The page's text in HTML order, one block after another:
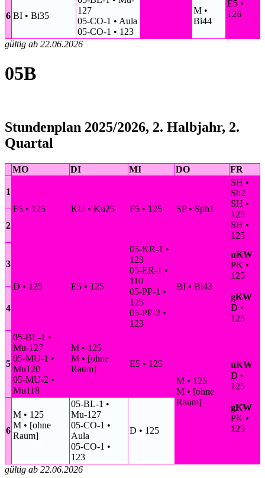
E5 •
126
6 BI • Bi35
127
05-CO-1 • Aula
05-CO-1 • 123
M •
Bi44
gültig ab 22.06.2026
05B
Stundenplan 2025/2026, 2. Halbjahr, 2.
Quartal
MO DI MI DO FR
1
F5 • 125
KU • Ku25 F5 • 125 SP • Sph1
SH •
Sh2
SH •
125
SH •
125
2
3
D • 125 E5 • 125
05-KR-1 •
123
05-ER-1 •
110
05-PP-1 •
125
05-PP-2 •
123
BI • Bi43
uKW
PK •
125
gKW
D •
125
4
5
05-BL-1 •
Mu-127
05-MU-1 •
Mu120
05-MU-2 •
Mu118
M • 125
M • [ohne
Raum]
E5 • 125
M • 125
M • [ohne
Raum]
uKW
D •
125
gKW
PK •
125
6
M • 125
M • [ohne
Raum]
05-BL-1 •
Mu-127
05-CO-1 •
Aula
05-CO-1 •
123
D • 125
gültig ab 22.06.2026